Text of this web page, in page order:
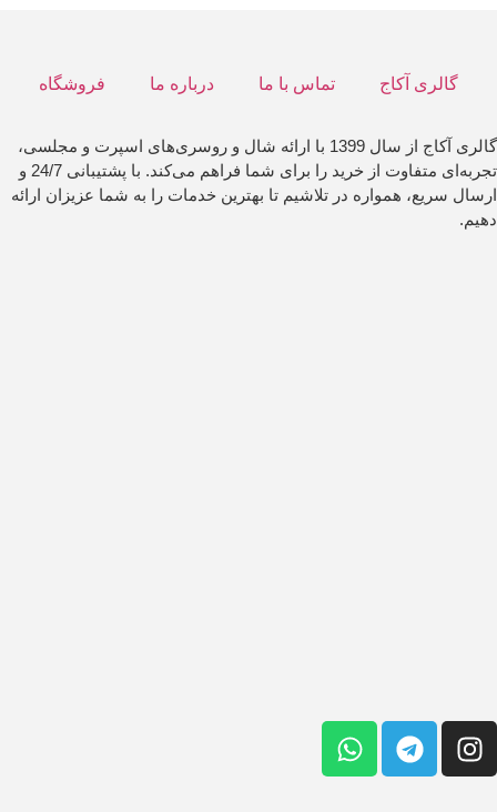
گالری آکاج تماس با ما درباره ما فروشگاه
گالری آکاج از سال 1399 با ارائه شال و روسری‌های اسپرت و مجلسی،
تجربه‌ای متفاوت از خرید را برای شما فراهم می‌کند. با پشتیبانی 24/7 و
ارسال سریع، همواره در تلاشیم تا بهترین خدمات را به شما عزیزان ارائه
دهیم.